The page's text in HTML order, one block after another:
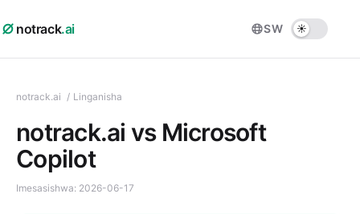
notrack.ai SW
notrack.ai / Linganisha
notrack.ai vs Microsoft
Copilot
Imesasishwa: 2026-06-17